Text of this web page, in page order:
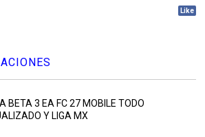
Like
BETA 3 EA FC 27 MOBILE TODO
Y LIGA MX